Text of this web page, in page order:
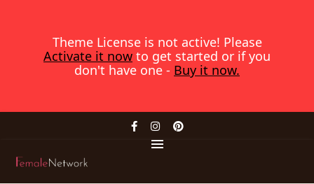
Theme License is not active! Please
Activate it now to get started or if you
don't have one - Buy it now.